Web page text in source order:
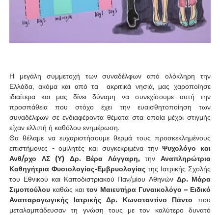
Η μεγάλη συμμετοχή των συναδέλφων από ολόκληρη την
Ελλάδα, ακόμα και από τα ακριτικά νησιά, μας χαροποίησε
ιδιαίτερα και μας δίνει δύναμη να συνεχίσουμε αυτή την
προσπάθεια που στόχο έχει την ευαισθητοποίηση των
συναδέλφων σε ενδιαφέροντα θέματα στα οποία μέχρι στιγμής
είχαν ελλιπή ή καθόλου ενημέρωση.
Θα θέλαμε να ευχαριστήσουμε θερμά τους προσκεκλημένους
επιστήμονες - ομιλητές και συγκεκριμένα τηνΨυχολόγο και
Ανθ/ρχο ΛΣ (Υ) Δρ. Βέρα Λάγγαρη,τηνΑναπληρώτρια
Καθηγήτρια Φυσιολογίας-Εμβρυολογίας της Ιατρικής Σχολής
του Εθνικού και Καποδιστριακού Παν/μίου ΑθηνώνΔρ. Μάρα
Σιμοπούλουκαθώς και τον Μαιευτήρα Γυναικολόγο – Ειδικό
Αναπαραγωγικής Ιατρικής Δρ. Κωνσταντίνο Πάντο που
μεταλαμπάδευσαν τη γνώση τους με τον καλύτερο δυνατό